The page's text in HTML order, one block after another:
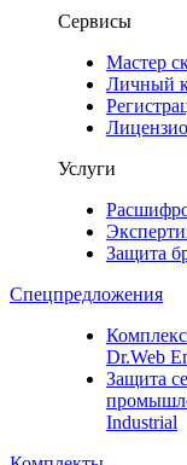
Сервисы
Мастер
Личный
Услуги
Защита
Спецпредложения
Dr.Web
Защита
Industrial